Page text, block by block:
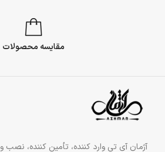
مقایسه محصولات
آژمان آی تی وارد کننده، تأمین کننده، نصب و